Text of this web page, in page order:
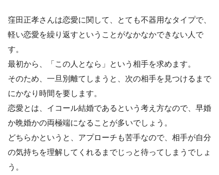
窪田正孝さんは恋愛に関して、とても不器用なタイプで、
軽い恋愛を繰り返すということがなかなかできない人で
す。
最初から、「この人となら」という相手を求めます。
そのため、一旦別離てしまうと、次の相手を見つけるまで
にかなり時間を要します。
恋愛とは、イコール結婚であるという考え方なので、早婚
か晩婚かの両極端になることが多いでしょう。
どちらかというと、アプローチも苦手なので、相手が自分
の気持ちを理解してくれるまでじっと待ってしまうでしょ
う。